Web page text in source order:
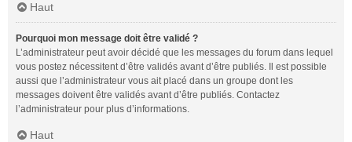
Haut
Pourquoi mon message doit être validé ?
L’administrateur peut avoir décidé que les messages du forum dans lequel
vous postez nécessitent d’être validés avant d’être publiés. Il est possible
aussi que l’administrateur vous ait placé dans un groupe dont les
messages doivent être validés avant d’être publiés. Contactez
l’administrateur pour plus d’informations.
Haut